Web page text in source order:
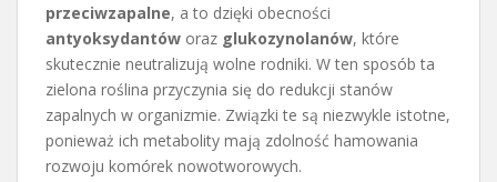
przeciwzapalne, a to dzięki obecności
antyoksydantów oraz glukozynolanów, które
skutecznie neutralizują wolne rodniki. W ten sposób ta
zielona roślina przyczynia się do redukcji stanów
zapalnych w organizmie. Związki te są niezwykle istotne,
ponieważ ich metabolity mają zdolność hamowania
rozwoju komórek nowotworowych.